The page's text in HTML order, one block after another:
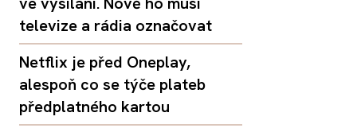
televize a rádia označovat
Netflix je před Oneplay,
alespoň co se týče plateb
předplatného kartou